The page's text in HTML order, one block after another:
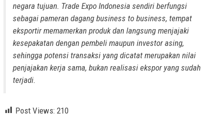
negara tujuan. Trade Expo Indonesia sendiri berfungsi
sebagai pameran dagang business to business, tempat
eksportir memamerkan produk dan langsung menjajaki
kesepakatan dengan pembeli maupun investor asing,
sehingga potensi transaksi yang dicatat merupakan nilai
penjajakan kerja sama, bukan realisasi ekspor yang sudah
terjadi.
Post Views: 210